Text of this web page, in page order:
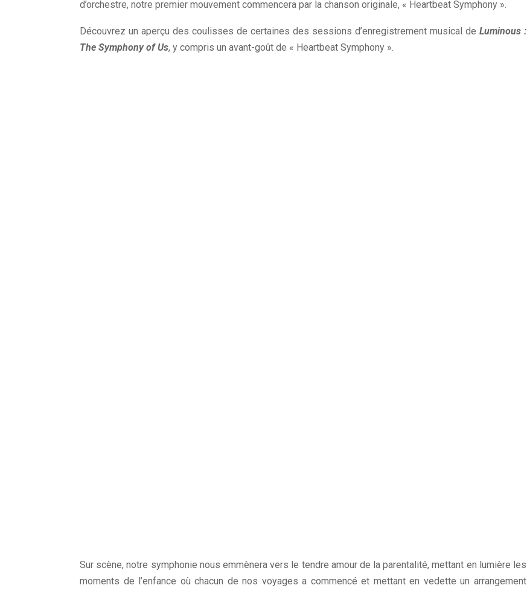
d’orchestre, notre premier mouvement commencera par la chanson originale, « Heartbeat Symphony ».
Découvrez un aperçu des coulisses de certaines des sessions d’enregistrement musical de Luminous :
The Symphony of Us, y compris un avant-goût de « Heartbeat Symphony ».
Sur scène, notre symphonie nous emmènera vers le tendre amour de la parentalité, mettant en lumière les
moments de l’enfance où chacun de nos voyages a commencé et mettant en vedette un arrangement